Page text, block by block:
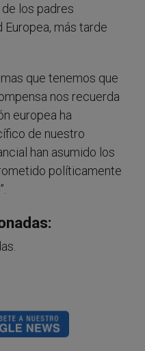
los padres
más tarde
que tenemos que
nos recuerda
europea ha
de nuestro
han asumido los
políticamente